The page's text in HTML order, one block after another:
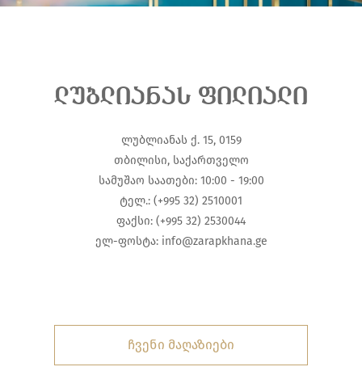
ლუბლიანას ფილიალი
ლუბლიანას ქ. 15, 0159
თბილისი, საქართველო
სამუშაო საათები: 10:00 - 19:00
ტელ.: (+995 32) 2510001
ფაქსი: (+995 32) 2530044
ელ-ფოსტა: info@zarapkhana.ge
ჩვენი მაღაზიები